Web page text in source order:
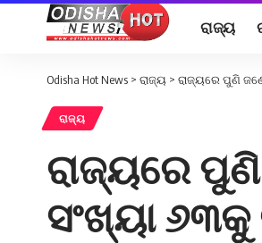
ରାଜ୍ୟ
Odisha Hot News > ରାଜ୍ୟ > ରାଜ୍ୟରେ ପୁଣି
ରାଜ୍ୟ
ରାଜ୍ୟରେ
ସଂଖ୍ୟା